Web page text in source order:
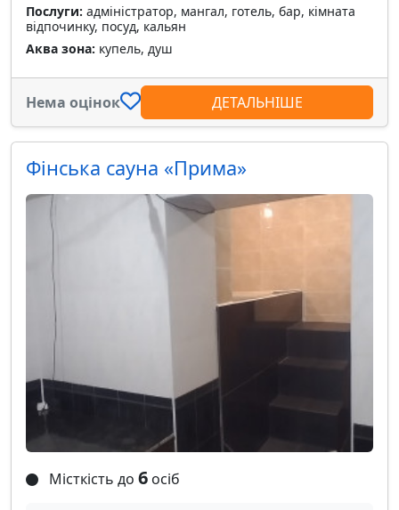
Послуги: адміністратор, мангал, готель, бар, кімната
відпочинку, посуд, кальян
Аква зона: купель, душ
Нема оцінок ДЕТАЛЬНІШЕ
Фінська сауна «Прима»
Місткість до 6 осіб